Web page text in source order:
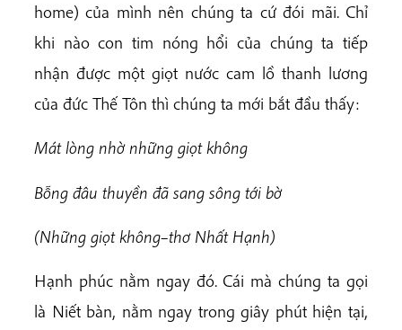
home) của mình nên chúng ta cứ đói mãi. Chỉ
khi nào con tim nóng hổi của chúng ta tiếp
nhận được một giọt nước cam lồ thanh lương
của đức Thế Tôn thì chúng ta mới bắt đầu thấy:
Mát lòng nhờ những giọt không
Bỗng đâu thuyền đã sang sông tới bờ
(Những giọt không–thơ Nhất Hạnh)
Hạnh phúc nằm ngay đó. Cái mà chúng ta gọi
là Niết bàn, nằm ngay trong giây phút hiện tại,